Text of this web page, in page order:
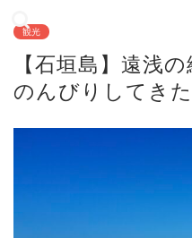
観光
【石垣島】遠浅
のんびりしてきた